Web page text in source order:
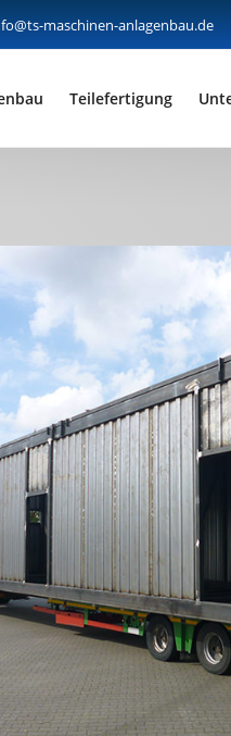
maschinen-anlagenbau.de
Teilefertigung